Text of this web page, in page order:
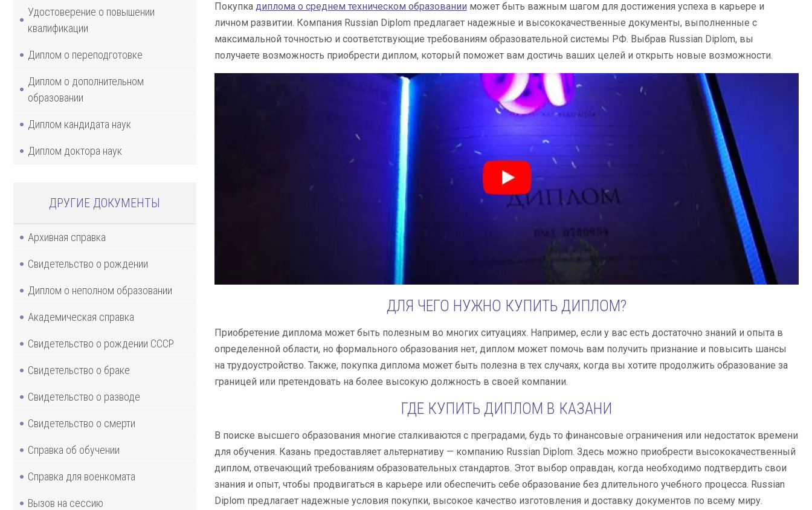
Удостоверение о повышении
квалификации
Диплом о переподготовке
Диплом о дополнительном
образовании
Диплом кандидата наук
Диплом доктора наук
ДРУГИЕ ДОКУМЕНТЫ
Архивная справка
Свидетельство о рождении
Диплом о неполном образовании
Академическая справка
Свидетельство о рождении СССР
Свидетельство о браке
Свидетельство о разводе
Свидетельство о смерти
Справка об обучении
Справка для военкомата
Вызов на сессию
Покупка диплома о среднем техническом образовании может быть важным шагом для достижения успеха в карьере и
личном развитии. Компания Russian Diplom предлагает надежные и высококачественные документы, выполненные с
максимальной точностью и соответствующие требованиям образовательной системы РФ. Выбрав Russian Diplom, вы
получаете возможность приобрести диплом, который поможет вам достичь ваших целей и открыть новые возможности.
ДЛЯ ЧЕГО НУЖНО КУПИТЬ ДИПЛОМ?
Приобретение диплома может быть полезным во многих ситуациях. Например, если у вас есть достаточно знаний и опыта в
определенной области, но формального образования нет, диплом может помочь вам получить признание и повысить шансы
на трудоустройство. Также, покупка диплома может быть полезна в тех случаях, когда вы хотите продолжить образование за
границей или претендовать на более высокую должность в своей компании.
ГДЕ КУПИТЬ ДИПЛОМ В КАЗАНИ
В поиске высшего образования многие сталкиваются с преградами, будь то финансовые ограничения или недостаток времени
для обучения. Казань предоставляет альтернативу — компанию Russian Diplom. Здесь можно приобрести высококачественный
диплом, отвечающий требованиям образовательных стандартов. Этот выбор оправдан, когда необходимо подтвердить свои
знания и опыт, чтобы продвигаться в карьере или обеспечить себе образование без длительного учебного процесса. Russian
Diplom предлагает надежные условия покупки, высокое качество изготовления и доставку документов по всему миру.